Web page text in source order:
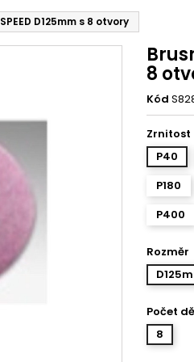
D125mm s 8 otvory
8
Kód
Zrnitost
P40
P180
P400
Rozměr
Počet
8